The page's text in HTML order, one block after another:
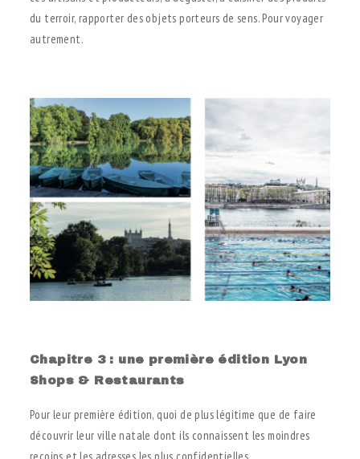
du terroir, rapporter des objets porteurs de sens. Pour voyager
autrement.
Chapitre 3 : une première édition Lyon
Shops & Restaurants
Pour leur première édition, quoi de plus légitime que de faire
découvrir leur ville natale dont ils connaissent les moindres